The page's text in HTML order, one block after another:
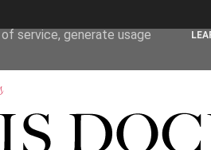
and user-agent
service, generate usage